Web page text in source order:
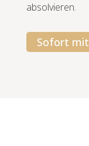
absolvieren.
Sofort